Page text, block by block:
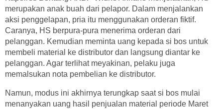
merupakan anak buah dari pelapor. Dalam menjalankan
aksi penggelapan, pria itu menggunakan orderan fiktif.
Caranya, HS berpura-pura menerima orderan dari
pelanggan. Kemudian meminta uang kepada si bos untuk
membeli material ke distributor dan langsung diantar ke
pelanggan. Agar terlihat meyakinan, pelaku juga
memalsukan nota pembelian ke distributor.
Namun, modus ini akhirnya terungkap saat si bos mulai
menanyakan uang hasil penjualan material periode Maret